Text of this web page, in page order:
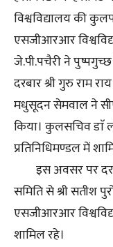
विश्वविद्यालय की
एसजीआरआर
जे.पी.पचैरी ने
दरबार श्री गुरु राम
मधुसूदन सेमवाल ने
किया। कुलसचिव डाॅ
प्रतिनिधिमण्डल में
इस अवसर पर
समिति से श्री सतीश
एसजीआरआर
शामिल रहे।